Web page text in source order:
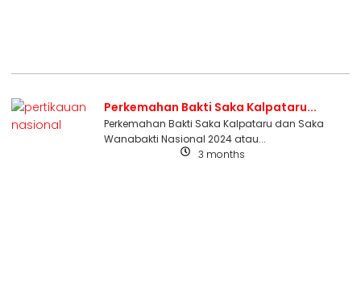
Perkemahan Bakti Saka Kalpataru...
Perkemahan Bakti Saka Kalpataru dan Saka
Wanabakti Nasional 2024 atau...
3 months